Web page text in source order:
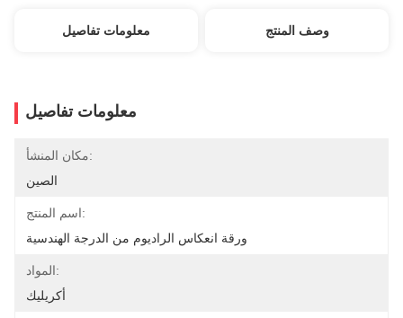
معلومات تفاصيل وصف المنتج
معلومات تفاصيل
مكان المنشأ:
الصين
اسم المنتج:
ورقة انعكاس الراديوم من الدرجة الهندسية
المواد:
أكريليك